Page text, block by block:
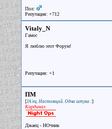
Пол:
Репутация: +712
Vitaly_N
Гамос
Я люблю этот Форум!
Репутация: +1
ПМ
[JA'ец. Настоящий. Одна штука :]
Кардинал
Джаец - НОчник